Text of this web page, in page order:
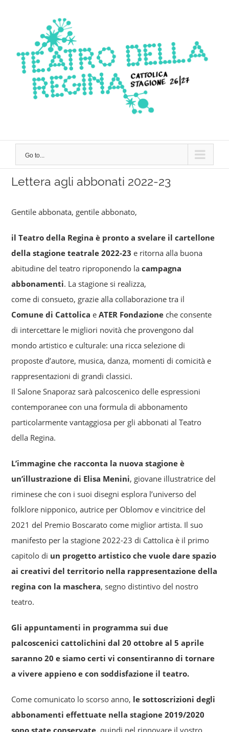
Go to...
Lettera agli abbonati 2022-23
Gentile abbonata, gentile abbonato,
il Teatro della Regina è pronto a svelare il cartellone
della stagione teatrale 2022-23 e ritorna alla buona
abitudine del teatro riproponendo la campagna
abbonamenti. La stagione si realizza,
come di consueto, grazie alla collaborazione tra il
Comune di Cattolica eATER Fondazione che consente
di intercettare le migliori novità che provengono dal
mondo artistico e culturale: una ricca selezione di
proposte d’autore, musica, danza, momenti di comicità e
rappresentazioni di grandi classici.
Il Salone Snaporaz sarà palcoscenico delle espressioni
contemporanee con una formula di abbonamento
particolarmente vantaggiosa per gli abbonati al Teatro
della Regina.
L’immagine che racconta la nuova stagione è
un’illustrazione di Elisa Menini, giovane illustratrice del
riminese che con i suoi disegni esplora l’universo del
folklore nipponico, autrice per Oblomov e vincitrice del
2021 del Premio Boscarato come miglior artista. Il suo
manifesto per la stagione 2022-23 di Cattolica è il primo
capitolo di un progetto artistico che vuole dare spazio
ai creativi del territorio nella rappresentazione della
regina con la maschera, segno distintivo del nostro
teatro.
Gli appuntamenti in programma sui due
palcoscenici cattolichini dal 20 ottobre al 5 aprile
saranno 20 e siamo certi vi consentiranno di tornare
a vivere appieno e con soddisfazione il teatro.
Come comunicato lo scorso anno, le sottoscrizioni degli
abbonamenti effettuate nella stagione 2019/2020